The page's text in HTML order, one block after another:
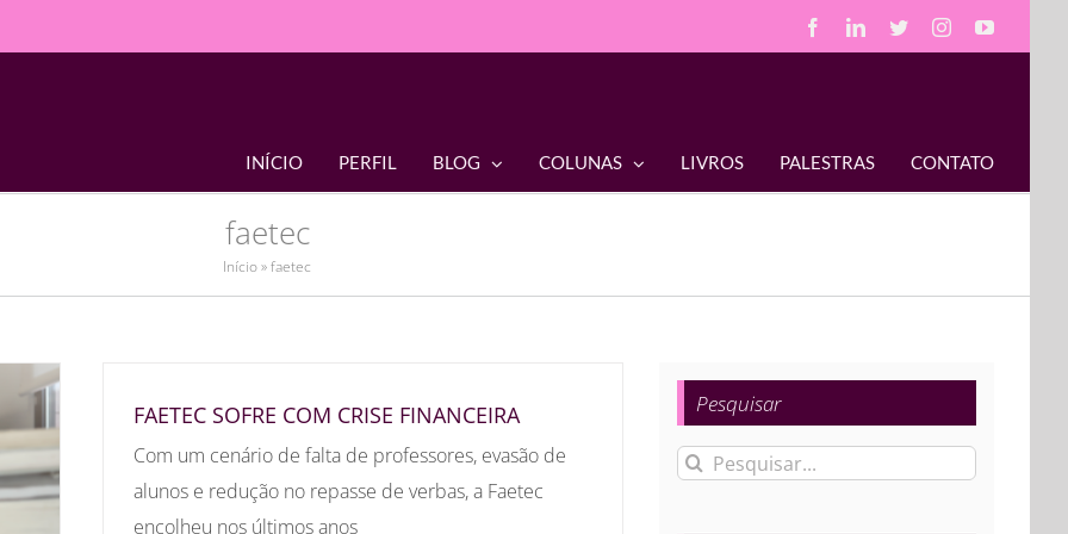
FacebookLinkedIn
TwitterInstagramYouTube
INÍCIO PERFIL BLOG COLUNAS LIVROS PALESTRAS CONTATO
faetec
Início»faetec
FAETEC SOFRE COM CRISE FINANCEIRA
Com um cenário de falta de professores, evasão de
alunos e redução no repasse de verbas, a Faetec
encolheu nos últimos anos
Pesquisar
Buscar